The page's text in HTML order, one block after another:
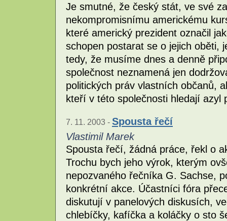
Je smutné, že český stát, ve své
nekompromisnímu americkému
které americký prezident označil
schopen postarat se o jejich oběti,
tedy, že musíme dnes a denně
společnost neznamená jen
politických práv vlastních občanů,
kteří v této společnosti hledají azyl
7. 11. 2003 - Spousta řečí
Vlastimil Marek
Spousta řečí, žádná práce, řekl o
Trochu bych jeho výrok, kterým
nepozvaného řečníka G. Sachse,
konkrétní akce. Účastníci fóra
diskutují v panelových diskusích,
chlebíčky, kafíčka a koláčky o sto